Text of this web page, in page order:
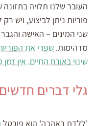
העובר שלנו תלויה
פוריות ניתן לביצוע, ויש
שני המינים – האישה
מדהימות. שפרי את
שינוי באורח החיים. אין
גלי דברים
'ללדת באהבה' הוא פורטל